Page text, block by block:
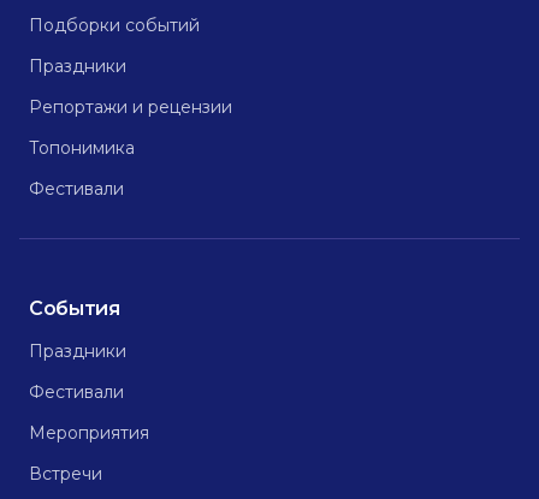
Подборки событий
Праздники
Репортажи и рецензии
Топонимика
Фестивали
События
Праздники
Фестивали
Мероприятия
Встречи